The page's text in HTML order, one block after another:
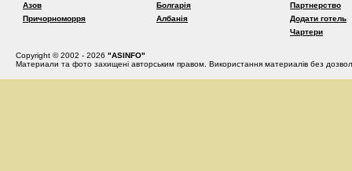
Азов
Причорноморря
Болгарія
Албанія
Партнерство
Додати готель
Чартери
Copyright © 2002 - 2026 "ASINFO"
Материали та фото захищені авторським правом. Використання материалів без